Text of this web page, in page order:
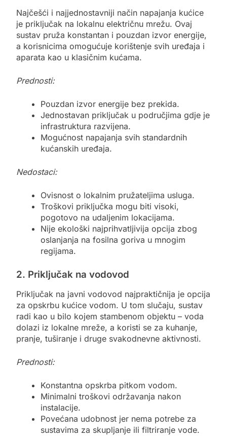
Najčešći i najjednostavniji način napajanja kućice
je priključak na lokalnu električnu mrežu. Ovaj
sustav pruža konstantan i pouzdan izvor energije,
a korisnicima omogućuje korištenje svih uređaja i
aparata kao u klasičnim kućama.
Prednosti:
Pouzdan izvor energije bez prekida.
Jednostavan priključak u područjima gdje je
infrastruktura razvijena.
Mogućnost napajanja svih standardnih
kućanskih uređaja.
Nedostaci:
Ovisnost o lokalnim pružateljima usluga.
Troškovi priključka mogu biti visoki,
pogotovo na udaljenim lokacijama.
Nije ekološki najprihvatljivija opcija zbog
oslanjanja na fosilna goriva u mnogim
regijama.
2. Priključak na vodovod
Priključak na javni vodovod najpraktičnija je opcija
za opskrbu kućice vodom. U tom slučaju, sustav
radi kao u bilo kojem stambenom objektu – voda
dolazi iz lokalne mreže, a koristi se za kuhanje,
pranje, tuširanje i druge svakodnevne aktivnosti.
Prednosti:
Konstantna opskrba pitkom vodom.
Minimalni troškovi održavanja nakon
instalacije.
Povećana udobnost jer nema potrebe za
sustavima za skupljanje ili filtriranje vode.